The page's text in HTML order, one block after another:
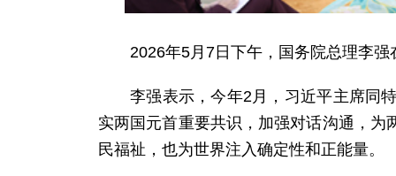
2026年5月7日下午，国务院总理李
李强表示，今年2月，习近平主席同
实两国元首重要共识，加强对话沟通，
民福祉，也为世界注入确定性和正能量。